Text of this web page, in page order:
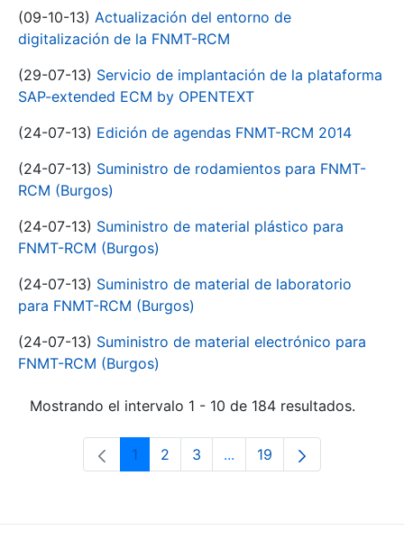
(09-10-13) Actualización del entorno de
digitalización de la FNMT-RCM
(29-07-13) Servicio de implantación de la plataforma
SAP-extended ECM by OPENTEXT
(24-07-13) Edición de agendas FNMT-RCM 2014
(24-07-13) Suministro de rodamientos para FNMT-
RCM (Burgos)
(24-07-13) Suministro de material plástico para
FNMT-RCM (Burgos)
(24-07-13) Suministro de material de laboratorio
para FNMT-RCM (Burgos)
(24-07-13) Suministro de material electrónico para
FNMT-RCM (Burgos)
Mostrando el intervalo 1 - 10 de 184 resultados.
Página
1 Página
2 Página
3 ...Páginas intermedias Use
Página
19